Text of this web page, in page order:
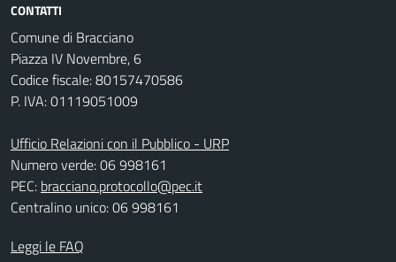
CONTATTI
Comune di Bracciano
Piazza IV Novembre, 6
Codice fiscale: 80157470586
P. IVA: 01119051009
Ufficio Relazioni con il Pubblico - URP
Numero verde: 06 998161
PEC: bracciano.protocollo@pec.it
Centralino unico: 06 998161
Leggi le FAQ